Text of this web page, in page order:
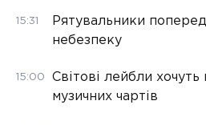
15:31
Рятувальники
небезпеку
15:00
Світові лейбли
музичних чартів